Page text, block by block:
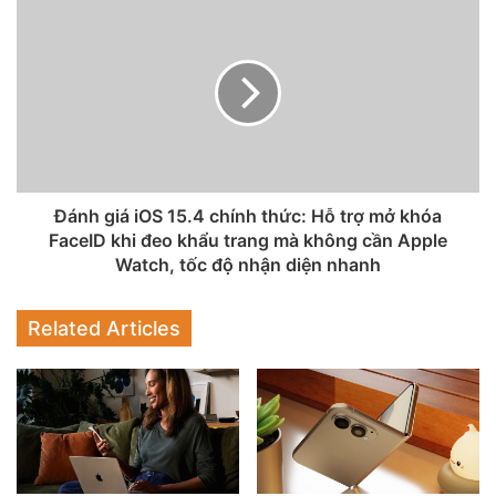
Hình ảnh minh họa so sánh màn hình notch tai thỏ và màn
hình đục lỗ của các mẫu iPhone Pro mới (ảnh: Gizmochina)
Nguồn tin cũng cho biết sẽ có hai mẫu iPhone 14 mới được
trang bị A15 Bionic, còn hai mẫu còn lại sẽ có bộ vi xử lý
hoàn toàn mới. Hiện Apple cũng đã có hai phiên bản chip
A15 Bionic khác nhau, một trong số đó có thêm lõi GPU và
Đánh giá iOS 15.4 chính thức: Hỗ trợ mở khóa
FaceID khi đeo khẩu trang mà không cần Apple
Watch, tốc độ nhận diện nhanh
Related Articles